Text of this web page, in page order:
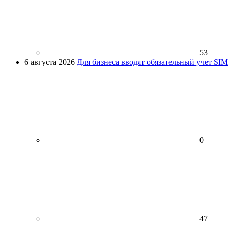
53
6 августа 2026 Для бизнеса вводят обязательный учет
0
47